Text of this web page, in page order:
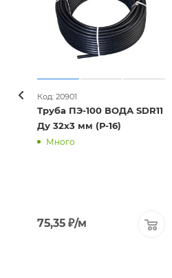
Код: 20901
Труба ПЭ-100 ВОДА SDR11
Ду 32х3 мм (Р-16)
Много
75,35 ₽/м